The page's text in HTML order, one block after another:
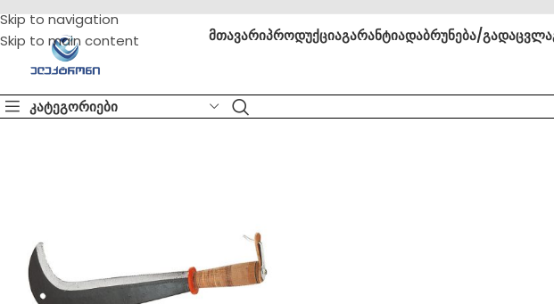
Skip to navigation
Skip to main content
მთავარიპროდუქციაგარანტიადაბრუნება/გადაცვლა
კატეგორიები